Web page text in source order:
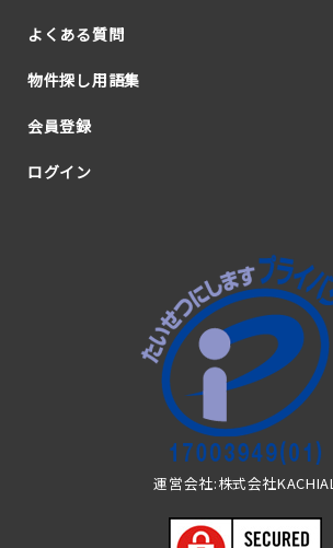
よくある質問
物件探し用語集
会員登録
ログイン
運営会社:株式会社KACHIAL